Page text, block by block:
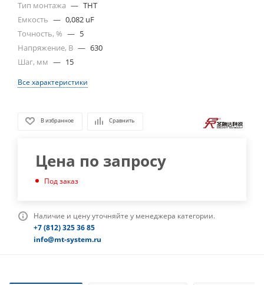
Тип монтажа — THT
Емкость — 0,082 uF
Точность, % — 5
Напряжение, В — 630
Шаг, мм — 15
Все характеристики
В избранное Сравнить
Цена по запросу
Под заказ
Наличие и цену уточняйте у менеджера категории.
+7 (812) 325 36 85
info@mt-system.ru